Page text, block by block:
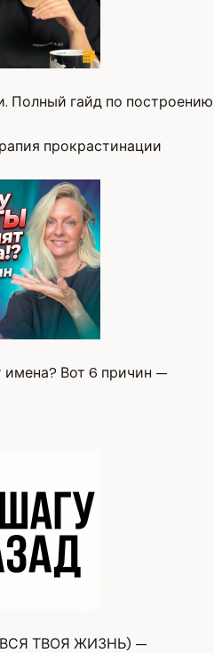
Полный гайд по построению
прокрастинации
Вот 6 причин —
ТВОЯ ЖИЗНЬ) —